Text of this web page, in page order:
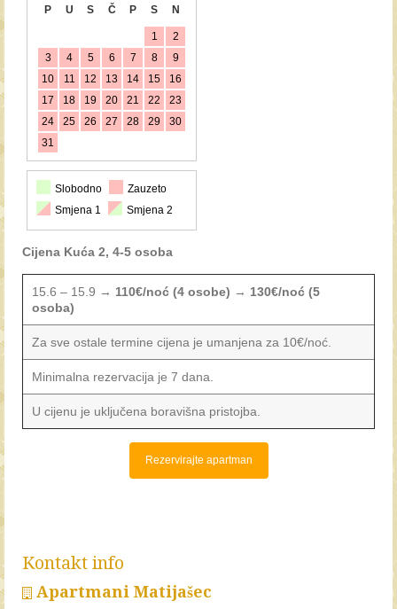
P U S Č P S N
1
2
3
4 5 6 7 8
9
10
11 12 13 14 15
16
17
18 19 20 21 22
23
24
25 26 27 28 29
30
31
Slobodno
Zauzeto
Smjena 1
Smjena 2
Cijena Kuća 2, 4-5 osoba
15.6 – 15.9 → 110€/noć (4 osobe) → 130€/noć (5
osoba)
Za sve ostale termine cijena je umanjena za 10€/noć.
Minimalna rezervacija je 7 dana.
U cijenu je uključena boravišna pristojba.
Rezervirajte apartman
Kontakt info
Apartmani Matijašec